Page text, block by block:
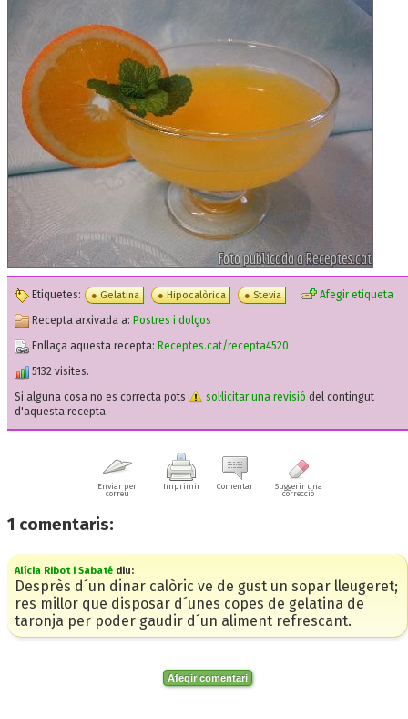
Etiquetes: Gelatina Hipocalòrica Stevia
Afegir etiqueta
Recepta arxivada a: Postres i dolços
Enllaça aquesta recepta: Receptes.cat/recepta4520
5132 visites.
Si alguna cosa no es correcta pots
sol·licitar una revisió del contingut
d'aquesta recepta.
Enviar per
correu
Imprimir Comentar
Suggerir una
correcció
1 comentaris:
Alícia Ribot i Sabaté diu:
Desprès d´un dinar calòric ve de gust un sopar lleugeret;
res millor que disposar d´unes copes de gelatina de
taronja per poder gaudir d´un aliment refrescant.
Afegir comentari